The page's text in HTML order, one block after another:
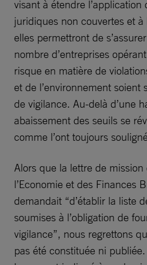
visant à étendre l’application
juridiques non couvertes et
elles permettront de
nombre d’entreprises
risque en matière de
et de l’environnement soient
de vigilance. Au-delà d’une
abaissement des seuils se
comme l’ont toujours
Alors que la lettre de
l’Economie et des Finances
demandait “d’établir la liste
soumises à l’obligation de
vigilance”, nous regrettons
pas été constituée ni